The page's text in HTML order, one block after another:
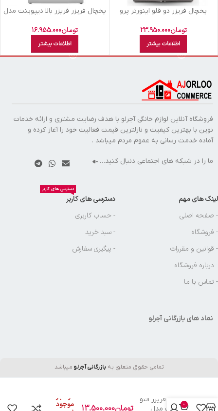
يخچال فريزر دو قلو اينورتر پرو
D4 I PROتومان23.950.000
اطلاعات بیشتر
یخچال فریزر فریزر بالا دیپوینت مدل
تومان16.955.000
اطلاعات بیشتر
فروشگاه آنلاین لوازم خانگی آجرلو با هدف رضایت مشتری و ارائه خدمات
نوین با بهترین کیفیت و نازلترین قیمت فعالیت خود را آغاز کرده و
آماده خدمت رسانی به عموم مردم میباشد .
ما را در شبکه های اجتماعی دنبال کنید…
لینک های مهم
- صفحه اصلی
- فروشگاه
- قوانین و مقررات
- درباره فروشگاه
- تماس با ما
دسترسی های کاربر
دسترسی های کاربر
- حساب کاربری
- سبد خرید
- پیگیری سفارش
نماد های بازرگانی آجرلو
تمامی حقوق متعلق بهبازرگانی آجرلو میباشد
یخچال فریزر التو
22 فوت مدل
تومان13.500.000
در انبار
موجود 0